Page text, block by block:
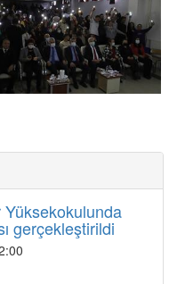
Yüksekokulunda
gerçekleştirildi